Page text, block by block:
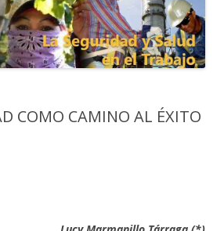
COMO CAMINO AL ÉXITO